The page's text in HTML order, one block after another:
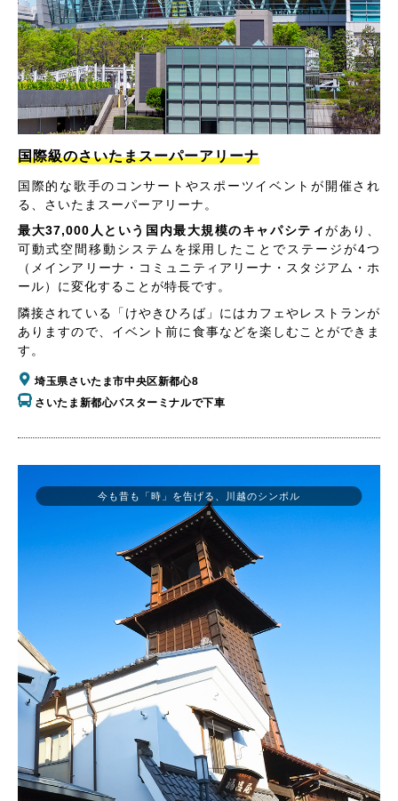
国際級のさいたまスーパーアリーナ
国際的な歌手のコンサートやスポーツイベントが開催され
る、さいたまスーパーアリーナ。
最大37,000人という国内最大規模のキャパシティがあり、
可動式空間移動システムを採用したことでステージが4つ
（メインアリーナ・コミュニティアリーナ・スタジアム・ホ
ール）に変化することが特長です。
隣接されている「けやきひろば」にはカフェやレストランが
ありますので、イベント前に食事などを楽しむことができま
す。
埼玉県さいたま市中央区新都心8
さいたま新都心バスターミナルで下車
今も昔も「時」を告げる、川越のシンボル